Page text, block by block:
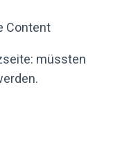
Content
müssten